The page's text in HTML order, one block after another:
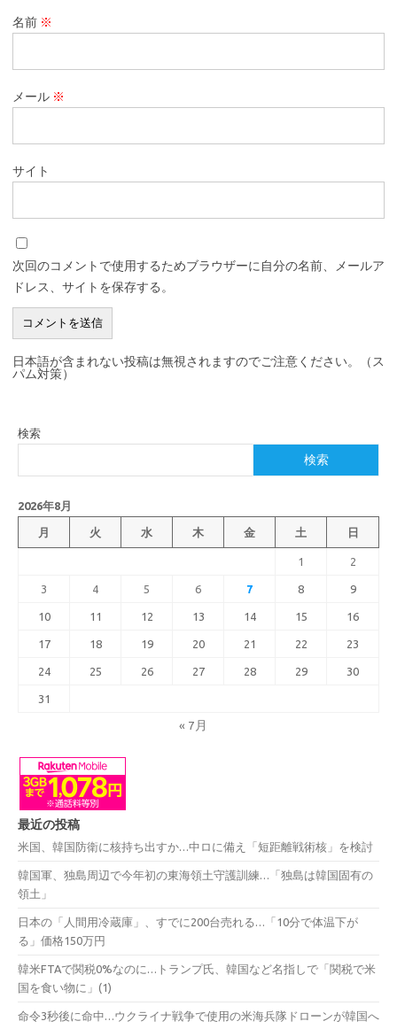
名前 ※
メール ※
サイト
次回のコメントで使用するためブラウザーに自分の名前、メールア
ドレス、サイトを保存する。
日本語が含まれない投稿は無視されますのでご注意ください。（ス
パム対策）
検索
検索
2026年8月
月 火 水 木 金 土 日
1 2
3 4 5 6 7 8 9
10 11 12 13 14 15 16
17 18 19 20 21 22 23
24 25 26 27 28 29 30
31
« 7月
最近の投稿
米国、韓国防衛に核持ち出すか…中ロに備え「短距離戦術核」を検討
韓国軍、独島周辺で今年初の東海領土守護訓練…「独島は韓国固有の
領土」
日本の「人間用冷蔵庫」、すでに200台売れる…「10分で体温下が
る」価格150万円
韓米FTAで関税0%なのに…トランプ氏、韓国など名指しで「関税で米
国を食い物に」(1)
命令3秒後に命中…ウクライナ戦争で使用の米海兵隊ドローンが韓国へ